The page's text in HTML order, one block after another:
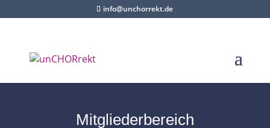
info@unchorrekt.de
Mitgliederbereich